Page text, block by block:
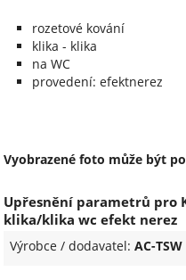
rozetové kování
klika - klika
na WC
provedení: efektnerez
Vyobrazené foto může být
Upřesnění parametrů pro
klika/klika wc efekt nerez
Výrobce / dodavatel:AC-TSW